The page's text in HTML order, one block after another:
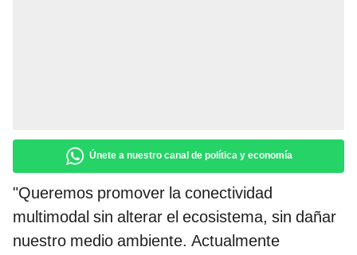
Únete a nuestro canal de política y economía
"Queremos promover la conectividad
multimodal sin alterar el ecosistema, sin dañar
nuestro medio ambiente. Actualmente